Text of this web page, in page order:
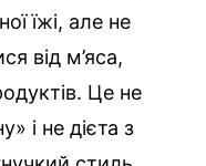
їжі, але не
від м’яса,
Це не
і не дієта з